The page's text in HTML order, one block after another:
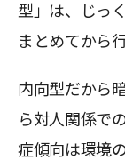
型」は、じっ
まとめてから
内向型だから
ら対人関係で
症傾向は環境